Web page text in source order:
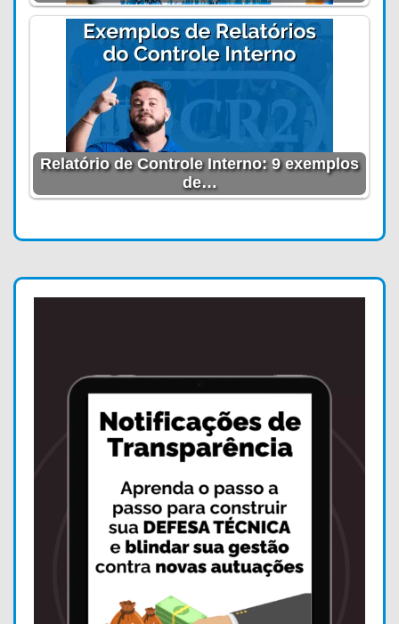
Relatório de Controle Interno: 9 exemplos
de…